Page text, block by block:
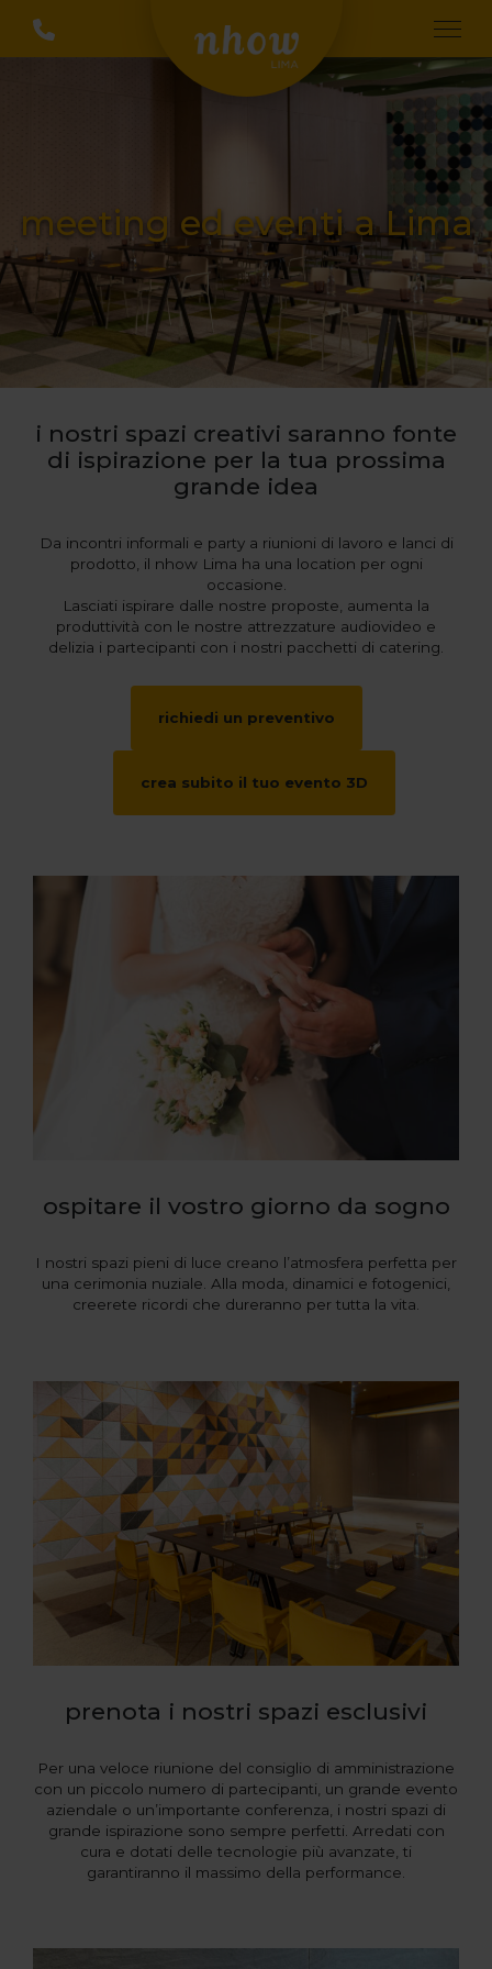
meeting ed eventi a Lima
i nostri spazi creativi saranno fonte
di ispirazione per la tua prossima
grande idea
Da incontri informali e party a riunioni di lavoro e lanci di
prodotto, il nhow Lima ha una location per ogni
occasione.
Lasciati ispirare dalle nostre proposte, aumenta la
produttività con le nostre attrezzature audiovideo e
delizia i partecipanti con i nostri pacchetti di catering.
richiedi un preventivo
crea subito il tuo evento 3D
ospitare il vostro giorno da sogno
I nostri spazi pieni di luce creano l’atmosfera perfetta per
una cerimonia nuziale. Alla moda, dinamici e fotogenici,
creerete ricordi che dureranno per tutta la vita.
prenota i nostri spazi esclusivi
Per una veloce riunione del consiglio di amministrazione
con un piccolo numero di partecipanti, un grande evento
aziendale o un’importante conferenza, i nostri spazi di
grande ispirazione sono sempre perfetti. Arredati con
cura e dotati delle tecnologie più avanzate, ti
garantiranno il massimo della performance.